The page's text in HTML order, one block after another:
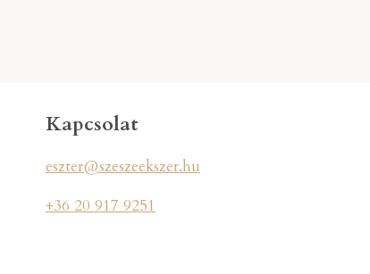
Kapcsolat
eszter@szeszeekszer.hu
+36 20 917 9251